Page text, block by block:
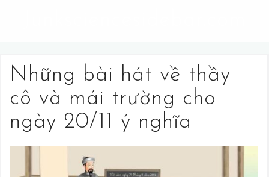
Những bài hát về thầy
cô và mái trường cho
ngày 20/11 ý nghĩa